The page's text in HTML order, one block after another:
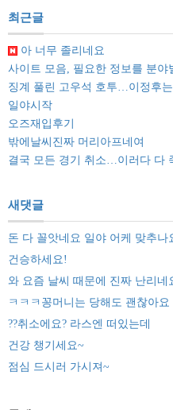
최근글
아 너무 졸리네요
사이트 모음, 필요한 정보를 분야
징계 풀린 고우석 호투…이정후
일야시작
오즈재입후기
밖에날씨진짜 머리아프네여
결국 모든 경기 취소…이러다 다 죽어
새댓글
돈 다 꼴앗네요 일야 어케 맞추나
건승하세요!
와 요즘 날씨 때문에 진짜 난리네
ㅋㅋㅋ꽁머니는 당해도 괜찮아요
??취소에요? 라스엔 떠있는데
건강 챙기세요~
점심 드시러 가시져~